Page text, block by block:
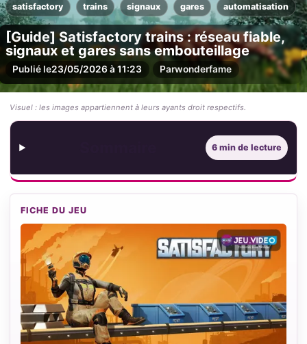
satisfactory trains signaux gares automatisation
[Guide] Satisfactory trains : réseau fiable,
signaux et gares sans embouteillage
Publié le23/05/2026 à 11:23 Parwonderfame
Visuel : les images appartiennent à leurs ayants droit respectifs.
6 min de lecture
FICHE DU JEU